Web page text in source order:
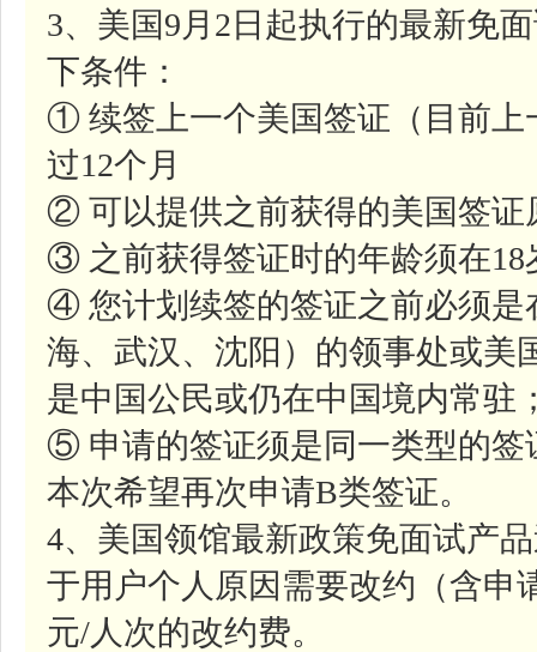
3、美国9月2日起执行的最新免
下条件：
① 续签上一个美国签证（目前上
过12个月
② 可以提供之前获得的美国签证
③ 之前获得签证时的年龄须在18
④ 您计划续签的签证之前必须是
海、武汉、沈阳）的领事处或美
是中国公民或仍在中国境内常驻
⑤ 申请的签证须是同一类型的签
本次希望再次申请B类签证。
4、美国领馆最新政策免面试产
于用户个人原因需要改约（含申
元/人次的改约费。